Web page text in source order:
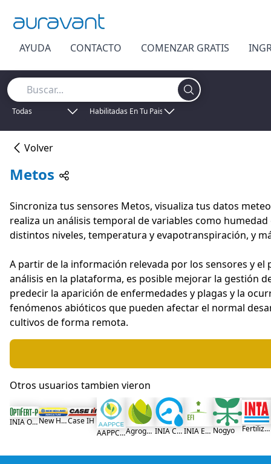
AYUDA CONTACTO COMENZAR GRATIS
Todas Habilitadas En Tu Pais
Volver
Metos
Sincroniza tus sensores Metos, visualiza tus datos
realiza un análisis temporal de variables como humedad
distintos niveles, temperatura y evapotranspiración, y
A partir de la información relevada por los sensores y el
análisis en la plataforma, es posible mejorar la gestión
predecir la aparición de enfermedades y plagas y la
fenómenos abióticos que pueden afectar el normal
cultivos de forma remota.
Otros usuarios tambien vieron
INIA Optifert-P New Holland AgricultureCase IH
AAPPCE - Servicio de Sincronización
Agrogold INIA Cuantagua INIA EfiCarne Nogyo Fertilización N-INTA